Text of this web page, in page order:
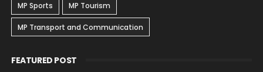
MP Sports MP Tourism
MP Transport and Communication
FEATURED POST